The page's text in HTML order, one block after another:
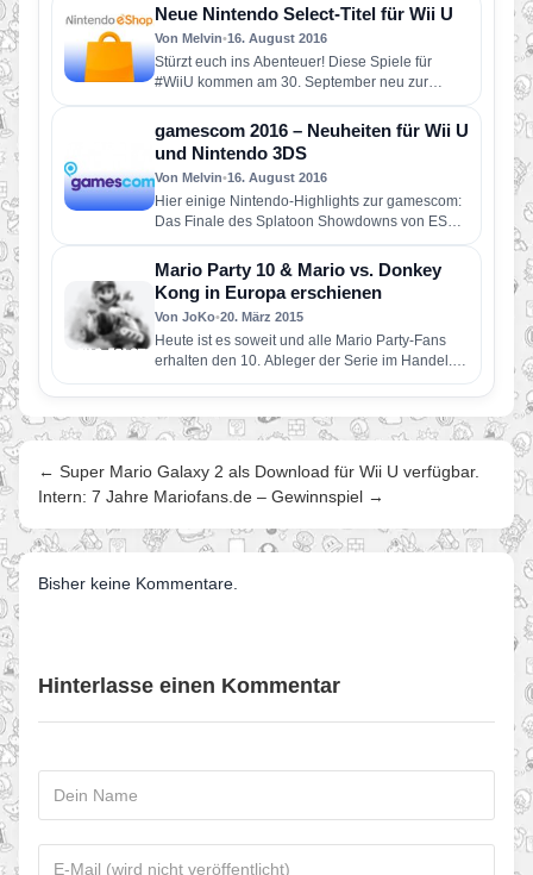
Super…
Neue Nintendo Select-Titel für Wii U
Von Melvin•16. August 2016
Stürzt euch ins Abenteuer! Diese Spiele für
#WiiU kommen am 30. September neu zur
„Nintendo Selects“-Reihe dazu!
gamescom 2016 – Neuheiten für Wii U
und Nintendo 3DS
Von Melvin•16. August 2016
Hier einige Nintendo-Highlights zur gamescom:
Das Finale des Splatoon Showdowns von ESL,
neue Spiele-Hits wie YO-KAI WATCH 2…
Mario Party 10 & Mario vs. Donkey
Kong in Europa erschienen
Von JoKo•20. März 2015
Heute ist es soweit und alle Mario Party-Fans
erhalten den 10. Ableger der Serie im Handel.
Ebenso heute,…
← Super Mario Galaxy 2 als Download für Wii U verfügbar.
Intern: 7 Jahre Mariofans.de – Gewinnspiel →
Bisher keine Kommentare.
Hinterlasse einen Kommentar